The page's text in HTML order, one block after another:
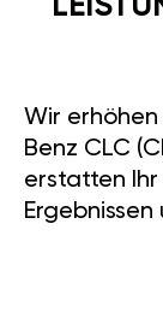
Wir
Benz CLC
erstatten Ihr